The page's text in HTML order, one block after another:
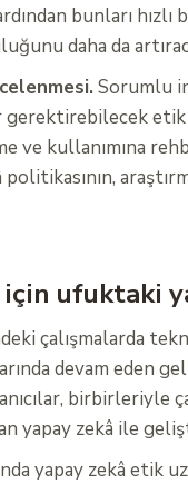
bunları
daha da
Sorumlu
etik
ve kullanımına
politikasının,
ufuktaki
çalışmalarda
devam eden
birbirleriyle
yapay zekâ ile
yapay zekâ etik